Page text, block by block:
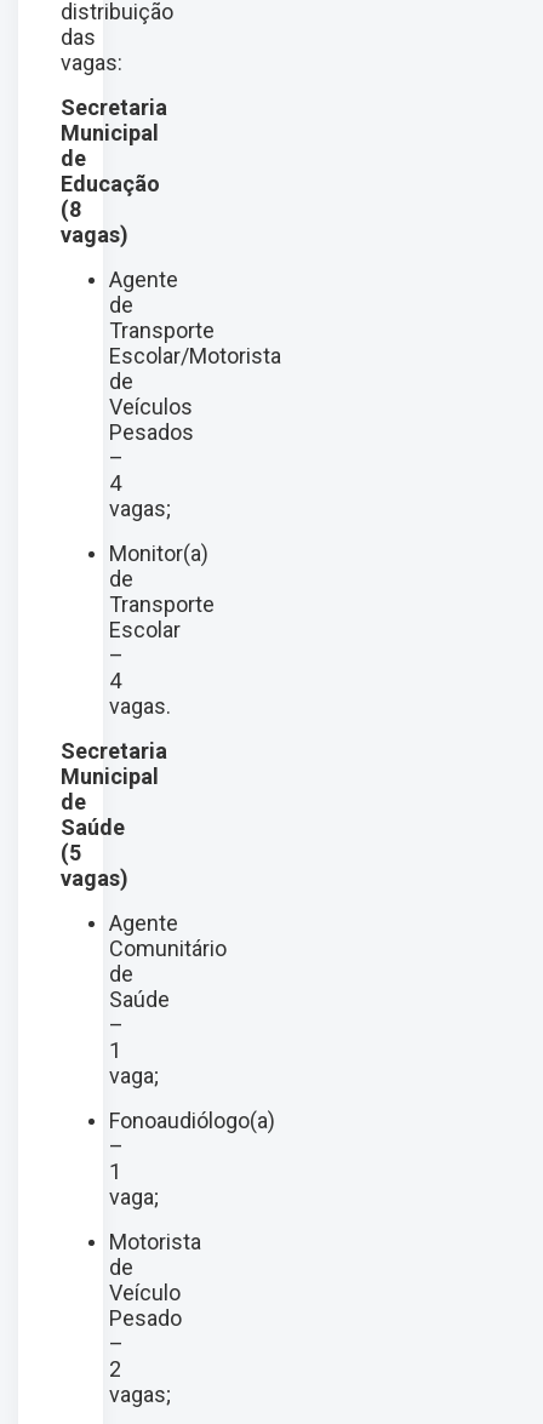
distribuição
das
vagas:
Secretaria
Municipal
de
Educação
(8
vagas)
Agente
de
Transporte
Escolar/Motorista
de
Veículos
Pesados
–
4
vagas;
Monitor(a)
de
Transporte
Escolar
–
4
vagas.
Secretaria
Municipal
de
Saúde
(5
vagas)
Agente
Comunitário
de
Saúde
–
1
vaga;
Fonoaudiólogo(a)
–
1
vaga;
Motorista
de
Veículo
Pesado
–
2
vagas;